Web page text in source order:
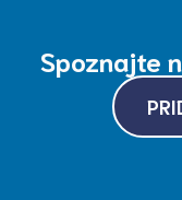
Spoznajte